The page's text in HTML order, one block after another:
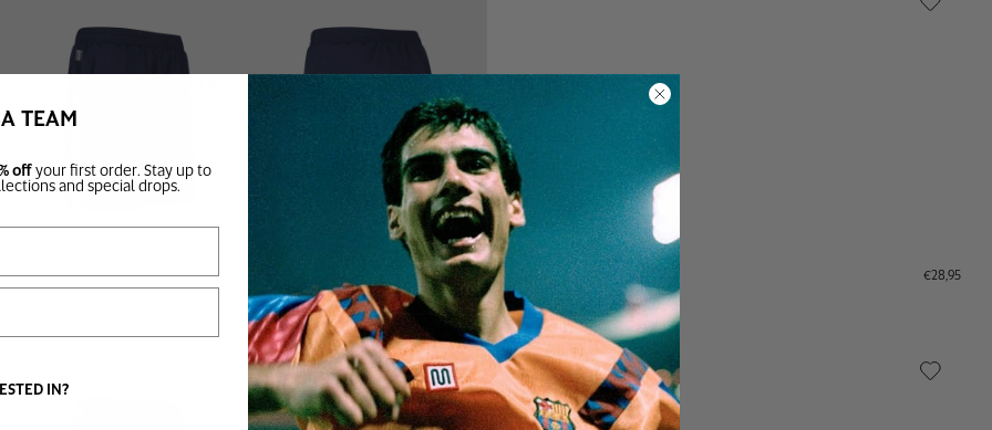
BOLSAS
€28,95
TEAM
offyour first order. Stay up to
and special drops.
IN?